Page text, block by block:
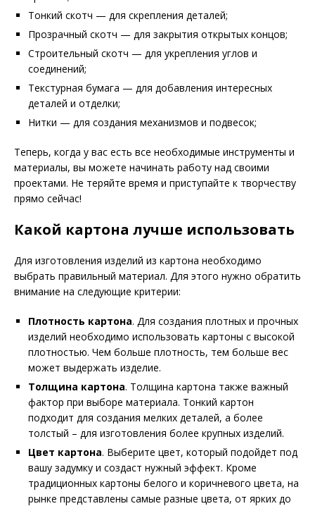
Тонкий скотч — для скрепления деталей;
Прозрачный скотч — для закрытия открытых концов;
Строительный скотч — для укрепления углов и
соединений;
Текстурная бумага — для добавления интересных
деталей и отделки;
Нитки — для создания механизмов и подвесок;
Теперь, когда у вас есть все необходимые инструменты и
материалы, вы можете начинать работу над своими
проектами. Не теряйте время и приступайте к творчеству
прямо сейчас!
Какой картона лучше использовать
Для изготовления изделий из картона необходимо
выбрать правильный материал. Для этого нужно обратить
внимание на следующие критерии:
Плотность картона. Для создания плотных и прочных
изделий необходимо использовать картоны с высокой
плотностью. Чем больше плотность, тем больше вес
может выдержать изделие.
Толщина картона. Толщина картона также важный
фактор при выборе материала. Тонкий картон
подходит для создания мелких деталей, а более
толстый – для изготовления более крупных изделий.
Цвет картона. Выберите цвет, который подойдет под
вашу задумку и создаст нужный эффект. Кроме
традиционных картоны белого и коричневого цвета, на
рынке представлены самые разные цвета, от ярких до